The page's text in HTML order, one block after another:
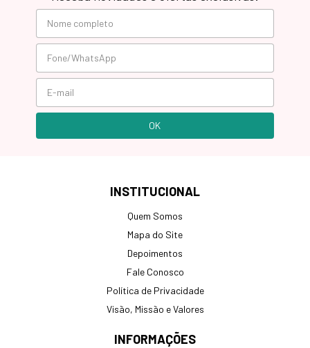
INSTITUCIONAL
Quem Somos
Mapa do Site
Depoimentos
Fale Conosco
Política de Privacidade
Visão, Missão e Valores
INFORMAÇÕES